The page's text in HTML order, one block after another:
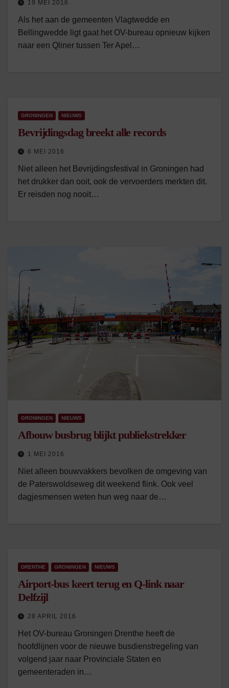
19 MEI 2016
Als het aan de gemeenten Vlagtwedde en
Bellingwedde ligt gaat het OV-bureau opnieuw kijken
naar een Qliner tussen Ter Apel…
GRONINGEN NIEUWS
Bevrijdingsdag breekt alle records
6 MEI 2016
Niet alleen het Bevrijdingsfestival in Groningen had
het drukker dan ooit, ook de vervoerders merkten dit.
Er reisden nog nooit…
GRONINGEN NIEUWS
Afbouw busbrug blijkt publiekstrekker
1 MEI 2016
Niet alleen bouwvakkers bevolken de omgeving van
de Paterswoldseweg dit weekend flink. Ook veel
dagjesmensen weten hun weg naar de…
DRENTHE GRONINGEN NIEUWS
Airport-bus keert terug en Q-link naar
Delfzijl
28 APRIL 2016
Het OV-bureau Groningen Drenthe heeft de
hoofdlijnen voor de nieuwe busdienstregeling van
volgend jaar naar Provinciale Staten en
gemeenteraden in…